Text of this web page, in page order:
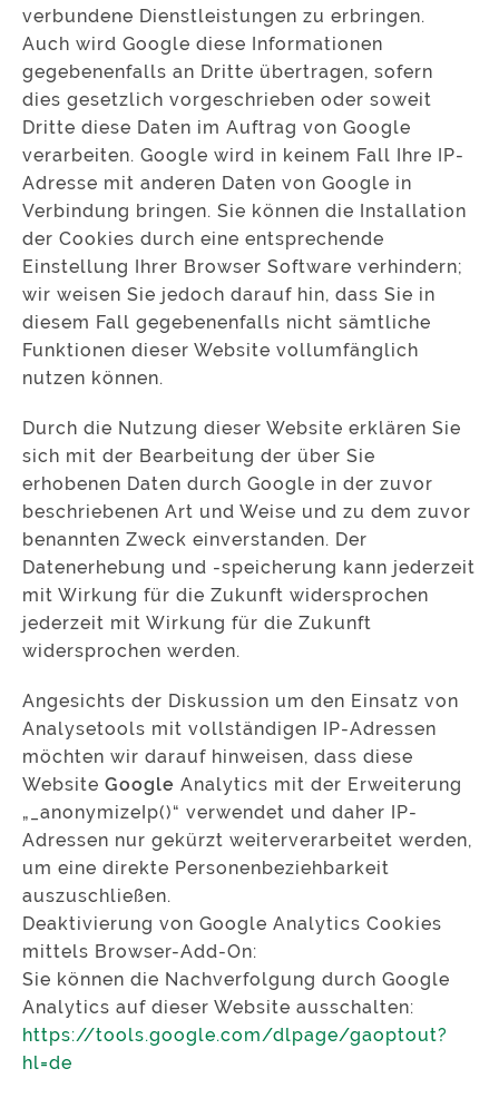
verbundene Dienstleistungen zu erbringen.
Auch wird Google diese Informationen
gegebenenfalls an Dritte übertragen, sofern
dies gesetzlich vorgeschrieben oder soweit
Dritte diese Daten im Auftrag von Google
verarbeiten. Google wird in keinem Fall Ihre IP-
Adresse mit anderen Daten von Google in
Verbindung bringen. Sie können die Installation
der Cookies durch eine entsprechende
Einstellung Ihrer Browser Software verhindern;
wir weisen Sie jedoch darauf hin, dass Sie in
diesem Fall gegebenenfalls nicht sämtliche
Funktionen dieser Website vollumfänglich
nutzen können.
Durch die Nutzung dieser Website erklären Sie
sich mit der Bearbeitung der über Sie
erhobenen Daten durch Google in der zuvor
beschriebenen Art und Weise und zu dem zuvor
benannten Zweck einverstanden. Der
Datenerhebung und -speicherung kann jederzeit
mit Wirkung für die Zukunft widersprochen
jederzeit mit Wirkung für die Zukunft
widersprochen werden.
Angesichts der Diskussion um den Einsatz von
Analysetools mit vollständigen IP-Adressen
möchten wir darauf hinweisen, dass diese
Website Google Analytics mit der Erweiterung
„_anonymizeIp()“ verwendet und daher IP-
Adressen nur gekürzt weiterverarbeitet werden,
um eine direkte Personenbeziehbarkeit
auszuschließen.
Deaktivierung von Google Analytics Cookies
mittels Browser-Add-On:
Sie können die Nachverfolgung durch Google
Analytics auf dieser Website ausschalten:
https://tools.google.com/dlpage/gaoptout?
hl=de